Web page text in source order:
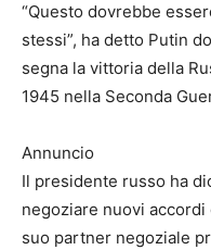
“Questo dovrebbe
stessi”, ha detto Putin
segna la vittoria della
1945 nella Seconda
Annuncio
Il presidente russo ha
negoziare nuovi accordi
suo partner negoziale